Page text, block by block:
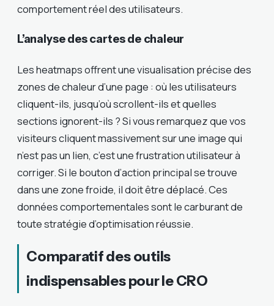
comportement réel des utilisateurs.
L’analyse des cartes de chaleur
Les heatmaps offrent une visualisation précise des
zones de chaleur d’une page : où les utilisateurs
cliquent-ils, jusqu’où scrollent-ils et quelles
sections ignorent-ils ? Si vous remarquez que vos
visiteurs cliquent massivement sur une image qui
n’est pas un lien, c’est une frustration utilisateur à
corriger. Si le bouton d’action principal se trouve
dans une zone froide, il doit être déplacé. Ces
données comportementales sont le carburant de
toute stratégie d’optimisation réussie.
Comparatif des outils
indispensables pour le CRO